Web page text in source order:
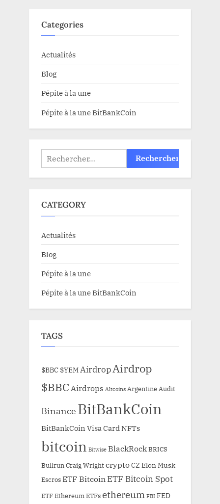
Categories
Actualités
Blog
Pépite à la une
Pépite à la une BitBankCoin
Rechercher :
CATEGORY
Actualités
Blog
Pépite à la une
Pépite à la une BitBankCoin
TAGS
$BBC $YEMAirdropAirdrop
$BBCAirdrops Altcoins ArgentineAudit
Binance BitBankCoin
BitBankCoin Visa Card NFTs
bitcoin Bitwise BlackRockBRICS
BullrunCraig WrightcryptoCZ Elon Musk
EscrosETF Bitcoin ETF Bitcoin Spot
ETF EthereumETFs ethereum FBI FED